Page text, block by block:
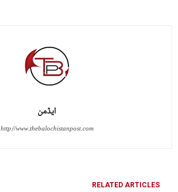
ایڈمن
http://www.thebalochistanpost.com
RELATED ARTICLES